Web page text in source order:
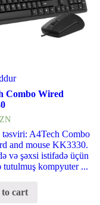
Combo Wired
təsviri: A4Tech Combo
and mouse KK3330.
və şəxsi istifadə üçün
tutulmuş kompyuter ...
cart